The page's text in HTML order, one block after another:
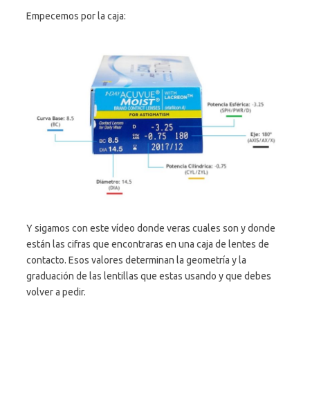
Empecemos por la caja:
Y sigamos con este vídeo donde veras cuales son y donde
están las cifras que encontraras en una caja de lentes de
contacto. Esos valores determinan la geometría y la
graduación de las lentillas que estas usando y que debes
volver a pedir.